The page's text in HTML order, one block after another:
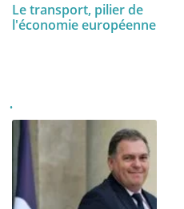
Le transport, pilier de
l'économie européenne